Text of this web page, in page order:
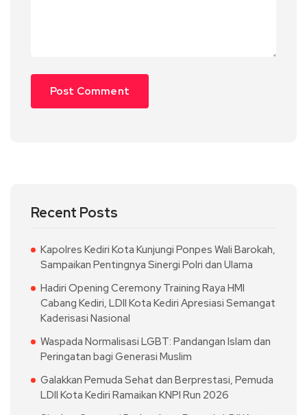
Recent Posts
Kapolres Kediri Kota Kunjungi Ponpes Wali Barokah,
Sampaikan Pentingnya Sinergi Polri dan Ulama
Hadiri Opening Ceremony Training Raya HMI
Cabang Kediri, LDII Kota Kediri Apresiasi Semangat
Kaderisasi Nasional
Waspada Normalisasi LGBT: Pandangan Islam dan
Peringatan bagi Generasi Muslim
Galakkan Pemuda Sehat dan Berprestasi, Pemuda
LDII Kota Kediri Ramaikan KNPI Run 2026